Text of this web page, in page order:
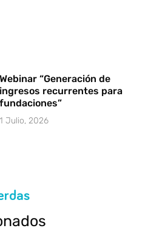
Webinar “Generación de
ingresos recurrentes para
fundaciones”
1 Julio, 2026